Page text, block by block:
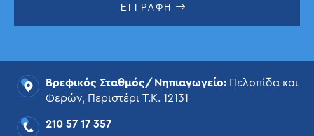
ΕΓΓΡΑΦΗ
Βρεφικός Σταθμός/Νηπιαγωγείο: Πελοπίδα και
Φερών, Περιστέρι Τ.Κ. 12131
210 57 17 357